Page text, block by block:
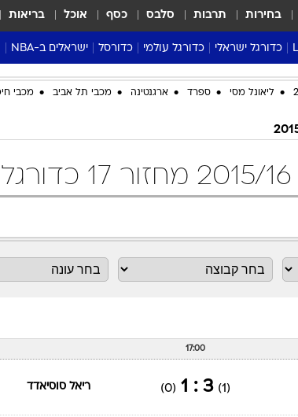
בחירות תרבות סלבס כסף אוכל בריאות
כדורגל ישראלי
ליגת העל Winner
גביע המדינה
שגרירים
נבחרות ישראל
ליגה א'
כדורגל עולמי
ליגה אנגלית
ליגה צרפתית
ליגת האלופות
דרום אמריקה
כדורסל
ליגת העל
נבחרות ישראל בכדורסל
כדורסל נשים
ישראלים ב-NBA
דני אבדיה
ליאונל מסי ספרד ארגנטינה מכבי תל אביב מכבי
17:00
(1)
3 : 1
(0) ריאל סוסיאדד